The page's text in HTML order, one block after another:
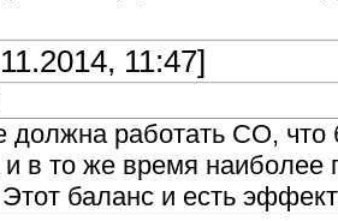
11:47]
должна работать СО,
в то же время наиболее
баланс и есть